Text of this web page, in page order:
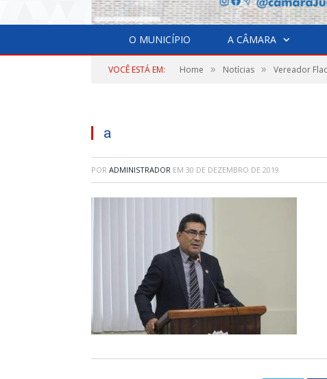
O MUNICÍPIO A CÂMARA
VOCÊ ESTÁ EM: Home » Notícias » Vereador
a
POR ADMINISTRADOR EM 30 DE DEZEMBRO DE 2019